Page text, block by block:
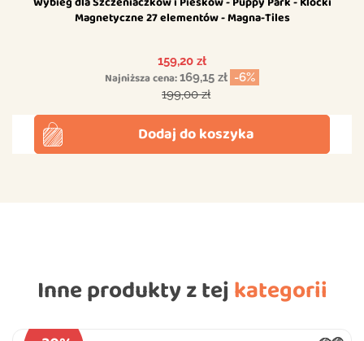
Magnetyczne 27 elementów - Magna-Tiles
Cena
159,20 zł
Najniższa cena:169,15 zł -6%
Cena podstawowa
199,00 zł
Dodaj do koszyka
Inne produkty z tej kategorii